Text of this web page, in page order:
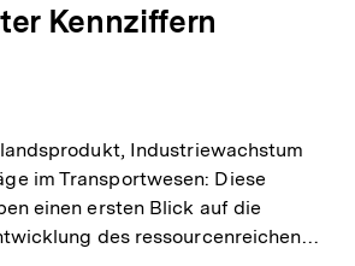
Kennziffern
Industriewachstum
im Transportwesen: Diese
einen ersten Blick auf die
des ressourcenreichen…